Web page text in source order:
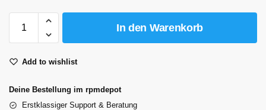
In den Warenkorb
Add to wishlist
Deine Bestellung im rpmdepot
Erstklassiger Support & Beratung